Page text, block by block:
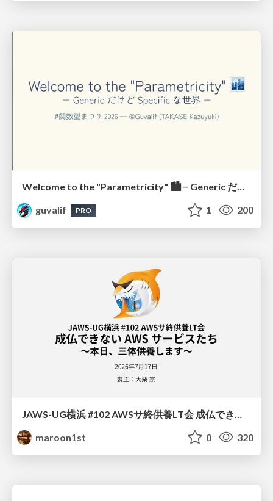
Welcome to the "Parametricity" 🏙️ − Generic だけど Specific な世界 −
guvalif
PRO 1 200
maroon1st
0 320